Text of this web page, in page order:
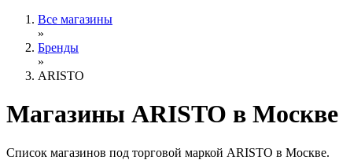
Все магазины
»
Бренды
»
ARISTO
Магазины ARISTO в Москве
Список магазинов под торговой маркой ARISTO в Москве.